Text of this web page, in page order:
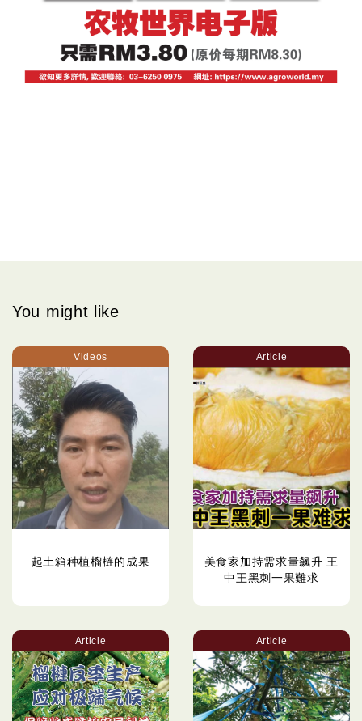
You might like
Videos
起土箱种植榴梿的成果
Article
美食家加持需求量飙升 王
中王黑刺一果難求
Article Article